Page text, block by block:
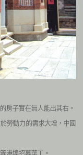
房子實在無人能出其右。
勞動力的需求大增，中國
港埠招募華工。